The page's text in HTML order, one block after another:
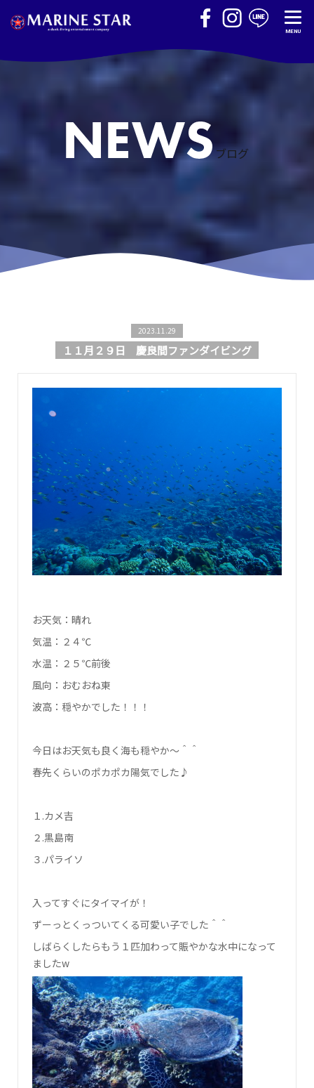
MENU
ブログ
2023.11.29
１１月２９日 慶良間ファンダイビング
お天気：晴れ
気温：２４℃
水温：２５℃前後
風向：おむおね東
波高：穏やかでした！！！
今日はお天気も良く海も穏やか～＾＾
春先くらいのポカポカ陽気でした♪
１.カメ吉
２.黒島南
３.パライソ
入ってすぐにタイマイが！
ずーっとくっついてくる可愛い子でした＾＾
しばらくしたらもう１匹加わって賑やかな水中になって
ましたw